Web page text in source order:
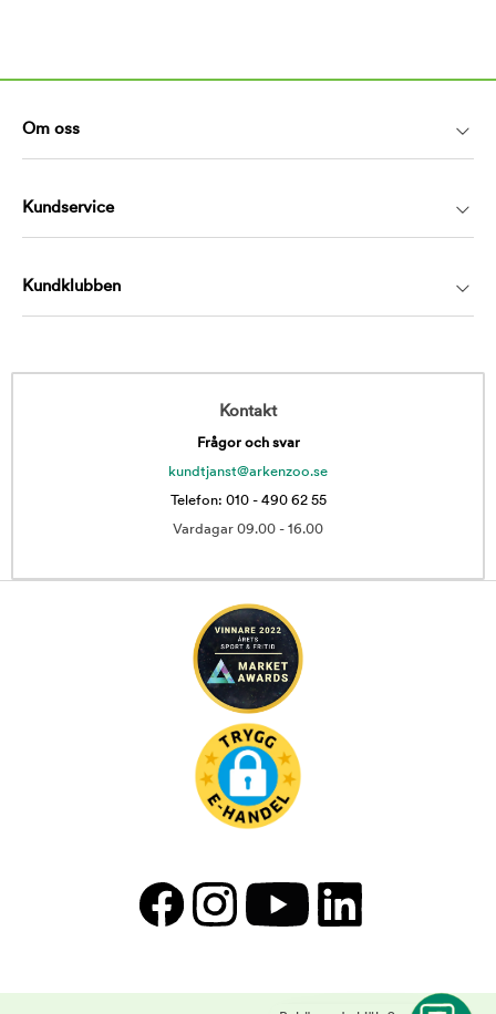
Om oss
Kundservice
Kundklubben
Kontakt
Frågor och svar
kundtjanst@arkenzoo.se
Telefon: 010 - 490 62 55
Vardagar 09.00 - 16.00